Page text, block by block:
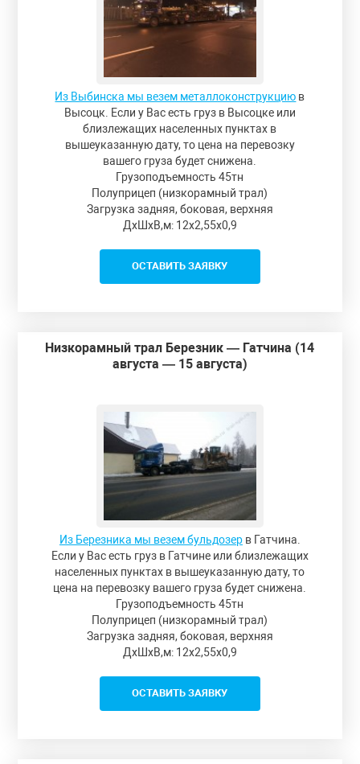
Из Выбинска мы везем металлоконструкцию в
Высоцк. Если у Вас есть груз в Высоцке или
близлежащих населенных пунктах в
вышеуказанную дату, то цена на перевозку
вашего груза будет снижена.
Грузоподъемность 45тн
Полуприцеп (низкорамный трал)
Загрузка задняя, боковая, верхняя
ДxШxВ,м: 12x2,55x0,9
ОСТАВИТЬ ЗАЯВКУ
Низкорамный трал Березник — Гатчина (14
августа — 15 августа)
Из Березника мы везем бульдозерв Гатчина.
Если у Вас есть груз в Гатчине или близлежащих
населенных пунктах в вышеуказанную дату, то
цена на перевозку вашего груза будет снижена.
Грузоподъемность 45тн
Полуприцеп (низкорамный трал)
Загрузка задняя, боковая, верхняя
ДxШxВ,м: 12x2,55x0,9
ОСТАВИТЬ ЗАЯВКУ